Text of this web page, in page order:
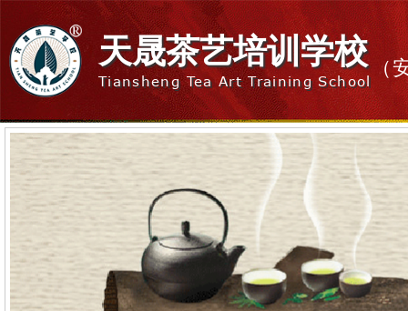
天晟茶艺培训学校
Tiansheng Tea Art Training School
（